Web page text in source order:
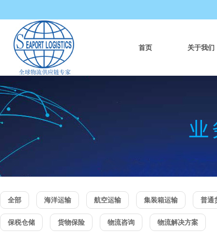
首页 关于我们
全部 海洋运输 航空运输 集装箱运输 普通
保税仓储 货物保险 物流咨询 物流解决方案